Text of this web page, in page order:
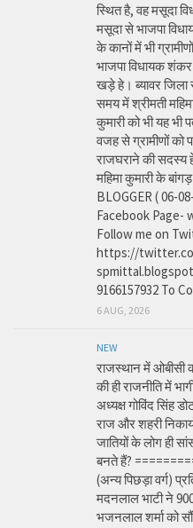
स्थित है, वह मसूदा
मसूदा से भाजपा
के कानों में भी
भाजपा विधायक शंकर
खड़े हे। ब्यावर
समय में श्रीमती
कुमारी को भी यह भी
वजह से ग्रामीणों को
राजघराने की सदस्य
महिमा कुमारी के
BLOGGER ( 06-
Facebook Page-
Follow me on
https://
9166157932 To
6 AUG, 2026
NEW
राजस्थान में ओबीसी
की ही राजनीति में
अध्यक्ष गोविंद सिंह
राज और शहरी
जातियों के लोग ही
बनते हैं?
(अन्य पिछड़ा वर्ग)
मदनलाल भाटी ने 900
भजनलाल शर्मा को